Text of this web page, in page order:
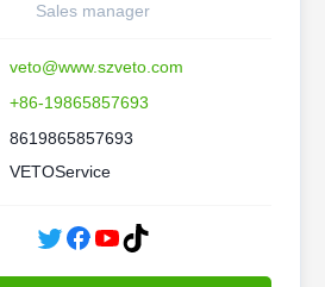
Sales manager
veto@www.szveto.com
+86-19865857693
8619865857693
VETOService